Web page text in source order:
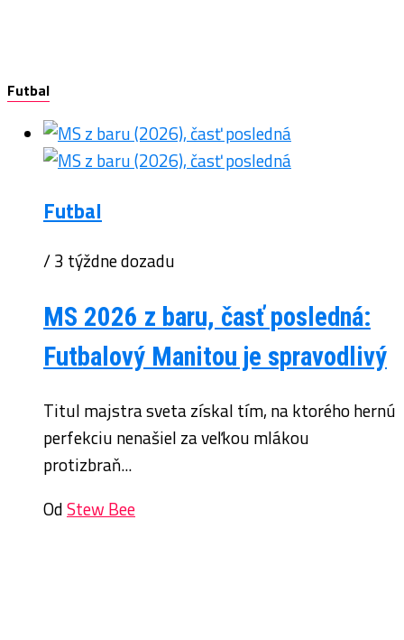
Futbal
Futbal
/ 3 týždne dozadu
MS 2026 z baru, časť posledná:
Futbalový Manitou je spravodlivý
Titul majstra sveta získal tím, na ktorého hernú
perfekciu nenašiel za veľkou mlákou
protizbraň...
OdStew Bee